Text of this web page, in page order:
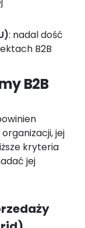
: nadal dość
B2B
B2B
jej
kryteria
jej